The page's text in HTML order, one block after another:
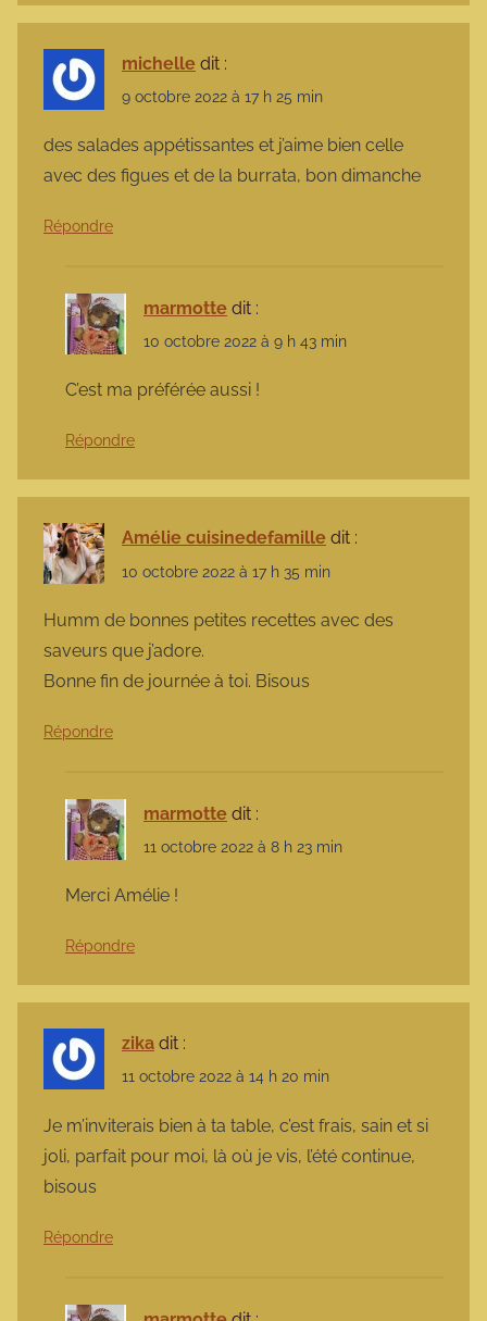
michelle dit :
9 octobre 2022 à 17 h 25 min
des salades appétissantes et j’aime bien celle
avec des figues et de la burrata, bon dimanche
Répondre
marmotte dit :
10 octobre 2022 à 9 h 43 min
C’est ma préférée aussi !
Répondre
Amélie cuisinedefamille dit :
10 octobre 2022 à 17 h 35 min
Humm de bonnes petites recettes avec des
saveurs que j’adore.
Bonne fin de journée à toi. Bisous
Répondre
marmotte dit :
11 octobre 2022 à 8 h 23 min
Merci Amélie !
Répondre
zika dit :
11 octobre 2022 à 14 h 20 min
Je m’inviterais bien à ta table, c’est frais, sain et si
joli, parfait pour moi, là où je vis, l’été continue,
bisous
Répondre